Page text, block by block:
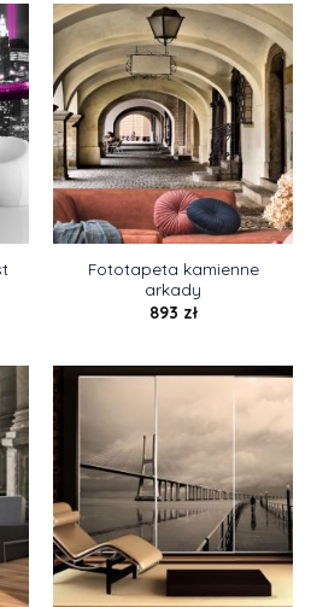
Fototapeta kamienne
arkady
893 zł